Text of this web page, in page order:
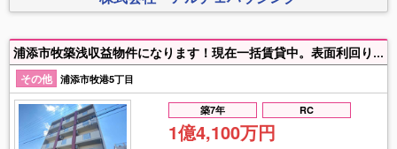
浦添市牧築浅収益物件になります！現在一括賃貸中。表面利回り5.2％ トロピカルビーチ車まで6分・上層階はオーシャンビュー！ ホテルとしての転用可・お気軽にお問い合わせください。！！
その他 浦添市牧港5丁目
築7年 RC
1億4,100万円